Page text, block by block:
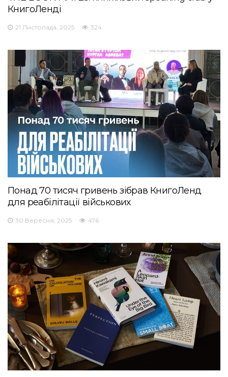
КнигоЛенді
21 Листопада, 2025 324
Понад 70 тисяч гривень зібрав КнигоЛенд
для реабілітації військових
30 Вересня, 2025 476